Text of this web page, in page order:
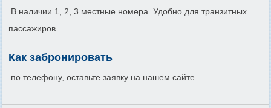
В наличии 1, 2, 3 местные номера. Удобно для транзитных
пассажиров.
Как забронировать
по телефону, оставьте заявку на нашем сайте